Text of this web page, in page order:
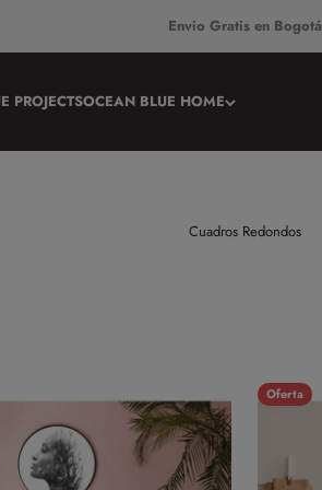
Envio Gratis en Bogotá
PROJECTSOCEAN BLUE HOME
Oferta